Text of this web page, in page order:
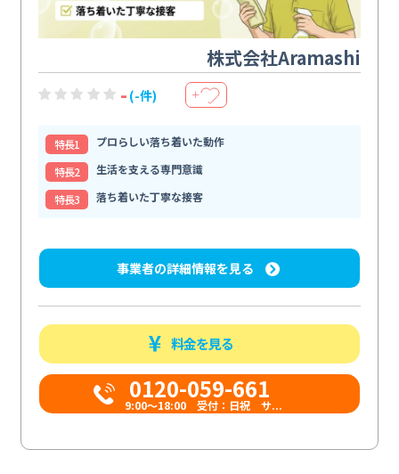
株式会社Aramashi
- (-件) ＋
特⻑1
プロらしい落ち着いた動作
特⻑2
生活を支える専門意識
特⻑3
落ち着いた丁寧な接客
事業者の詳細情報を見る
料金を見る
0120-059-661
9:00〜18:00 受付：日祝 サ...